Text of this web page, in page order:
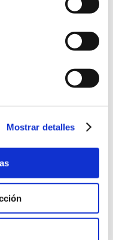
Mostrar detalles
en cualquier
y autenticidad de
y se
Y OPOSICIÓN
de Acceso,
Ortigosa Arruti y
20008 Donostia
electrónico
en cumplimiento
enero, de la